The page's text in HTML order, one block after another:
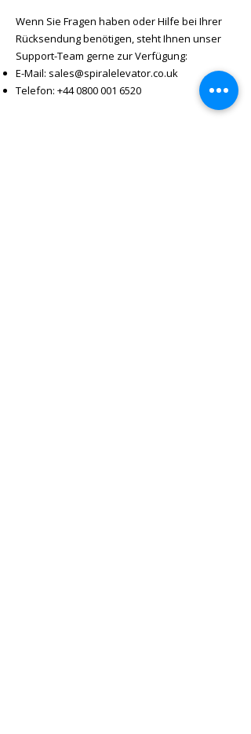
Wenn Sie Fragen haben oder Hilfe bei Ihrer
Rücksendung benötigen, steht Ihnen unser
Support-Team gerne zur Verfügung:
E-Mail: sales@spiralelevator.co.uk
Telefon: +44 0800 001 6520